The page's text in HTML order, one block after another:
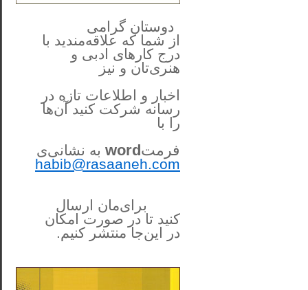
دوستان گرامی
از شما که علاقه‌مندید با
درج کارهای‌ ادبی و
هنری‌تان و نیز
اخبار و اطلاعات تازه در
رسانه شرکت کنید آن‌ها
را با
فرمتword به نشانی‌ی
habib@rasaaneh.com
برای‌مان ارسال
کنید تا در صورت امکان
در این‌جامنتشر کنیم.